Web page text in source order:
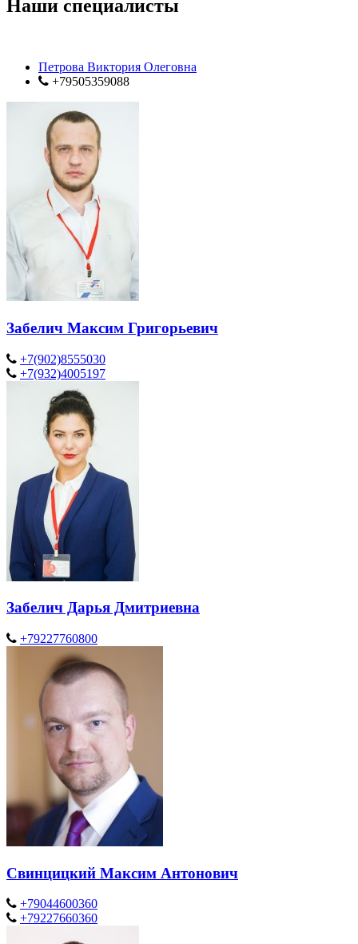
Наши специалисты
Петрова Виктория Олеговна
+79505359088
Забелич Максим Григорьевич
+7(902)8555030
+7(932)4005197
Забелич Дарья Дмитриевна
+79227760800
Свинцицкий Максим Антонович
+79044600360
+79227660360